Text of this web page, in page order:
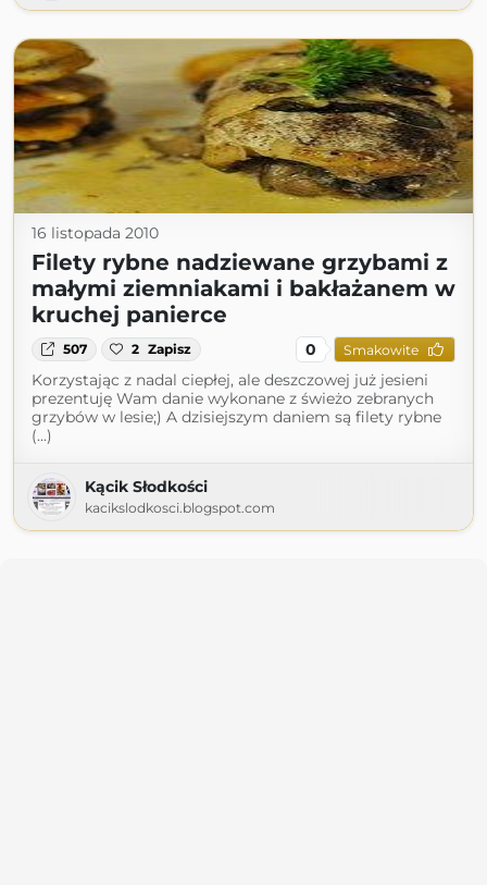
16 listopada 2010
Filety rybne nadziewane grzybami z
małymi ziemniakami i bakłażanem w
kruchej panierce
507 2 Zapisz 0 Smakowite
Korzystając z nadal ciepłej, ale deszczowej już jesieni
prezentuję Wam danie wykonane z świeżo zebranych
grzybów w lesie;) A dzisiejszym daniem są filety rybne
(...)
Kącik Słodkości
kacikslodkosci.blogspot.com